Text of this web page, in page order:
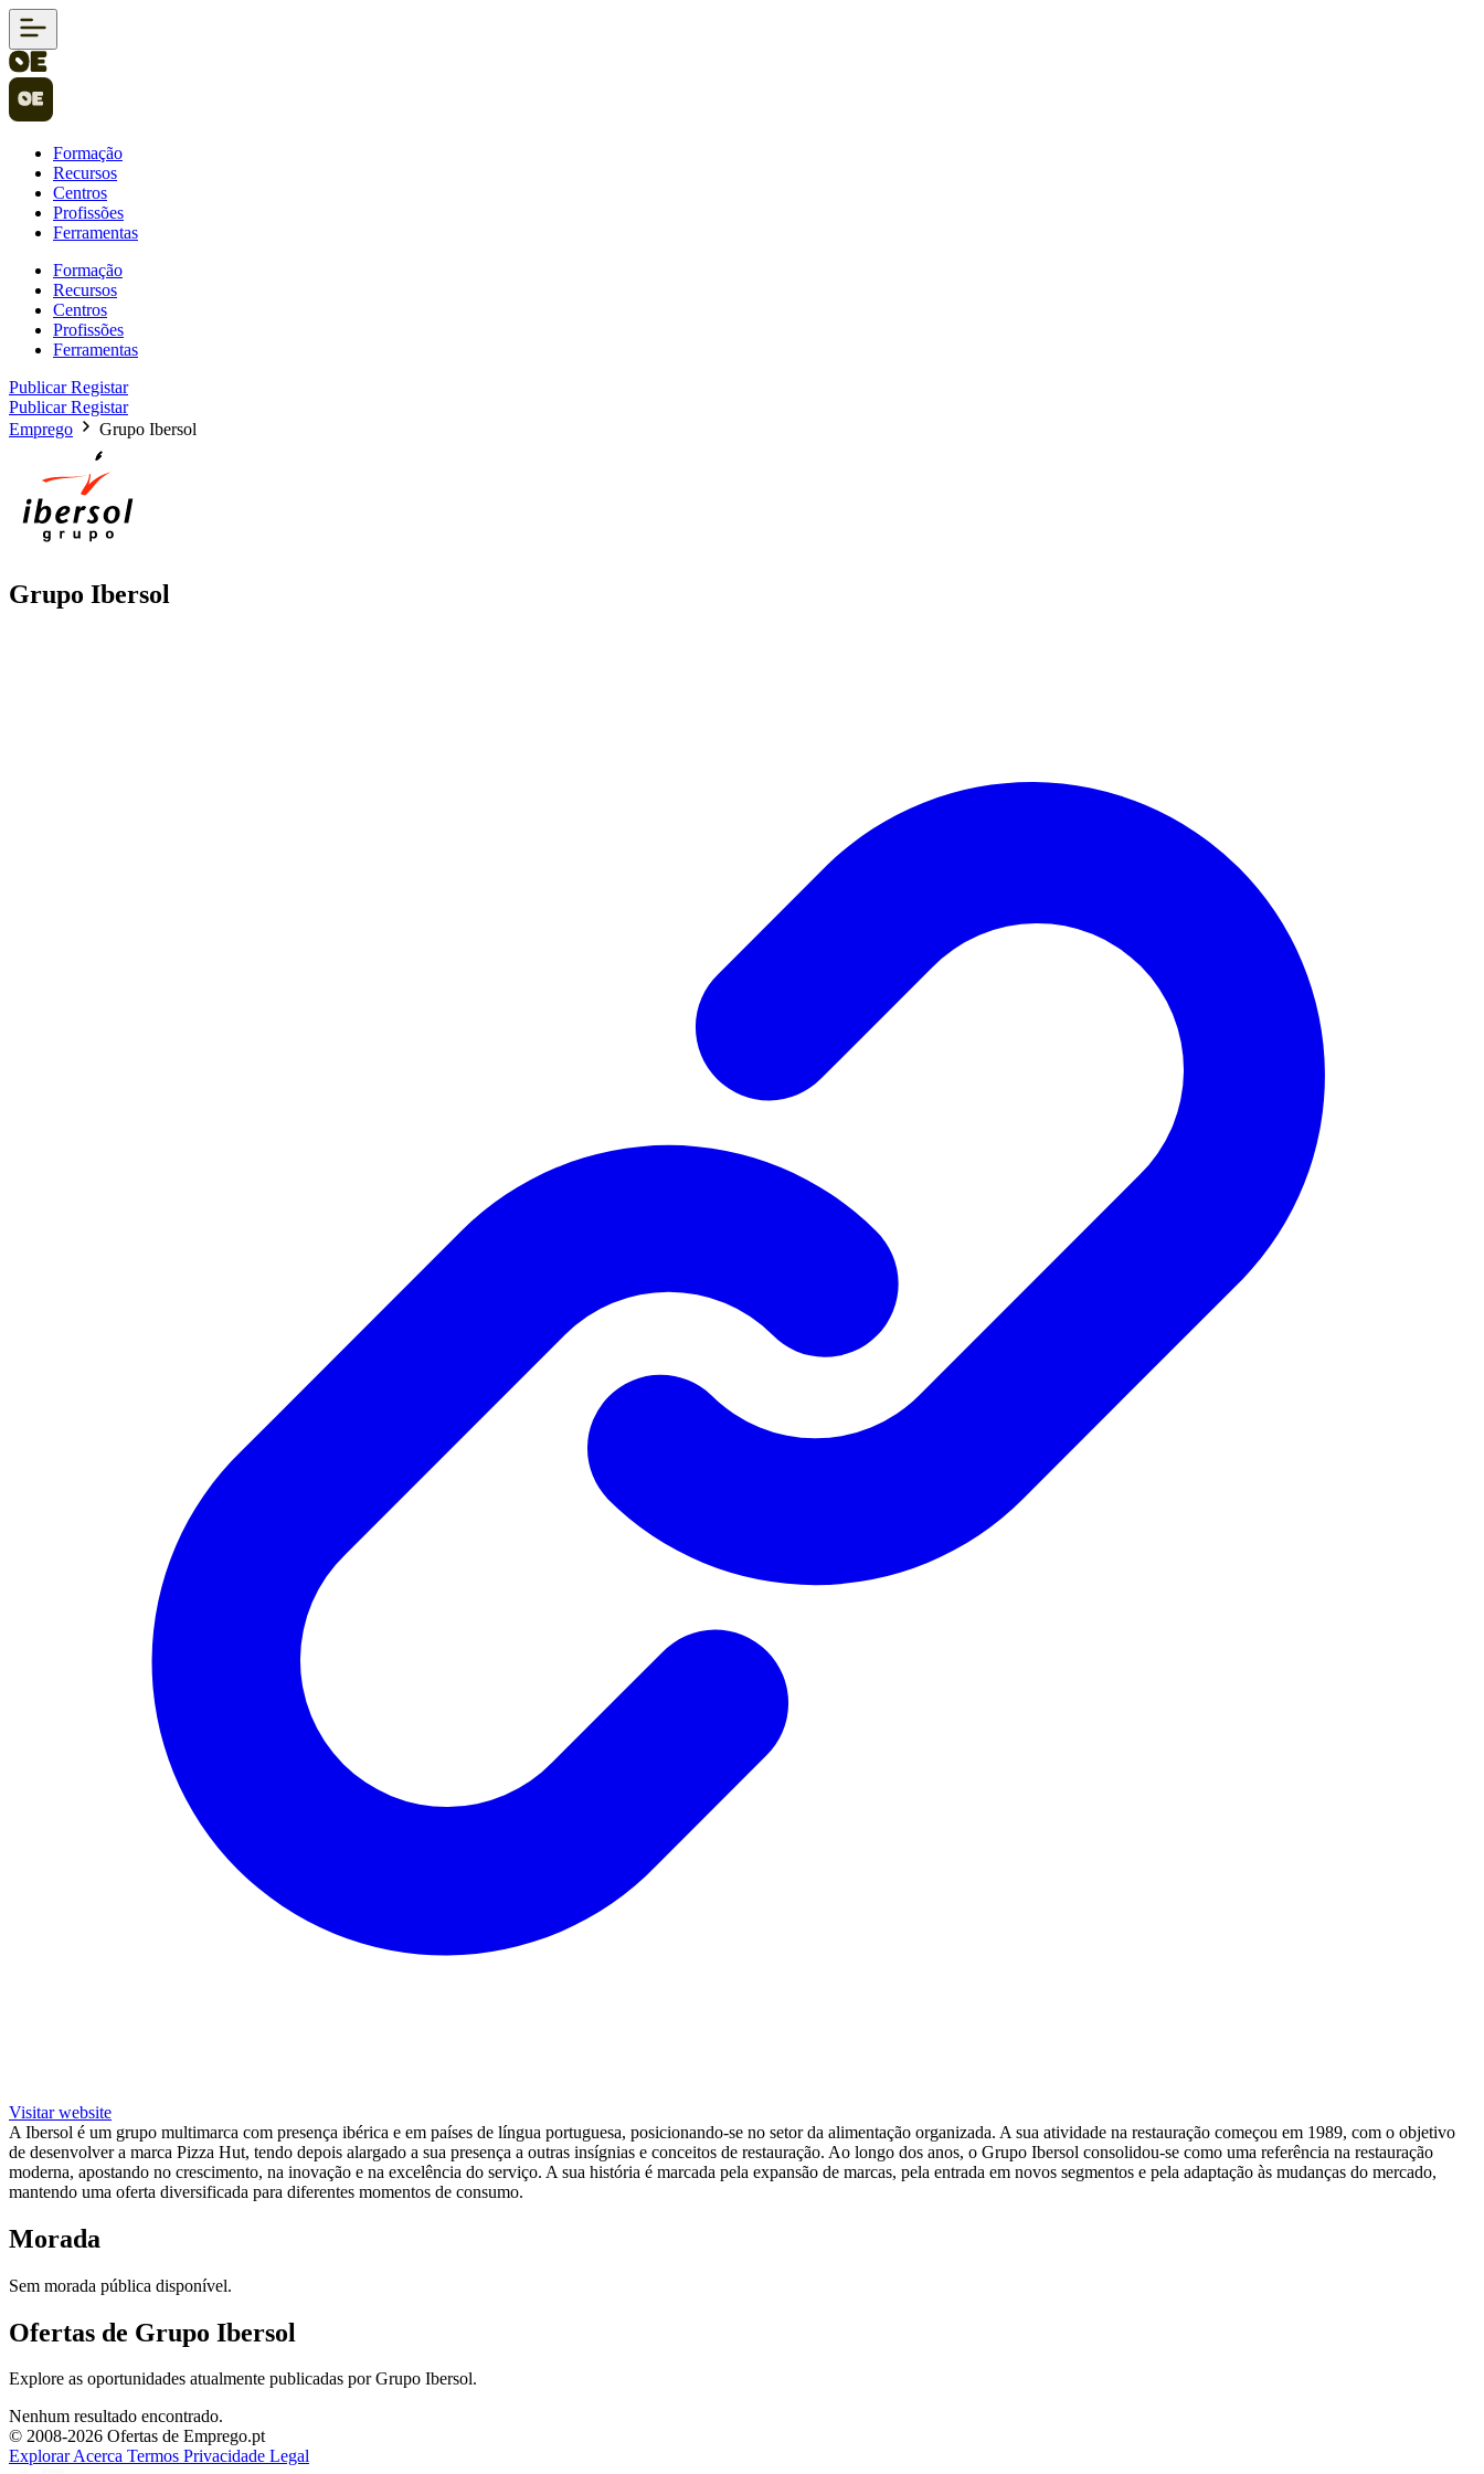
Formação
Recursos
Centros
Profissões
Ferramentas
Formação
Recursos
Centros
Profissões
Ferramentas
PublicarRegistar
PublicarRegistar
Emprego
Grupo Ibersol
Grupo Ibersol
Visitar website
A Ibersol é um grupo multimarca com presença ibérica e em países de língua portuguesa, posicionando-se no setor da alimentação organizada. A sua atividade na restauração começou em 1989, com o objetivo
de desenvolver a marca Pizza Hut, tendo depois alargado a sua presença a outras insígnias e conceitos de restauração. Ao longo dos anos, o Grupo Ibersol consolidou-se como uma referência na restauração
moderna, apostando no crescimento, na inovação e na excelência do serviço. A sua história é marcada pela expansão de marcas, pela entrada em novos segmentos e pela adaptação às mudanças do mercado,
mantendo uma oferta diversificada para diferentes momentos de consumo.
Morada
Sem morada pública disponível.
Ofertas de Grupo Ibersol
Explore as oportunidades atualmente publicadas por Grupo Ibersol.
Nenhum resultado encontrado.
© 2008-2026 Ofertas de Emprego.pt
ExplorarAcerca Termos Privacidade Legal